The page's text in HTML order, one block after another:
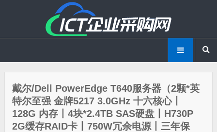
戴尔/Dell PowerEdge T640服务器（2颗*英
特尔至强 金牌5217 3.0GHz 十六核心丨
128G 内存丨4块*2.4TB SAS硬盘丨H730P
2G缓存RAID卡丨750W冗余电源丨三年保